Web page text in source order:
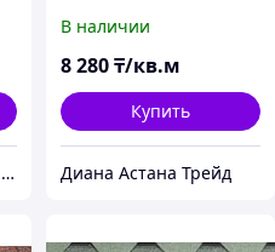
№1 гибкая черепица, композитная черепица из Европы, по лучшим ценам в Алматы
модифицированная,
Гарантия 35 лет, Сота
В наличии
8 280 ₸/кв.м
Купить
Диана Астана Трейд